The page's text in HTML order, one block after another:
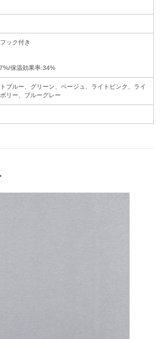
ック付き
保温効果率:34%
ブルー、グリーン、ベージュ、ライトピンク、ライ
リー、ブルーグレー